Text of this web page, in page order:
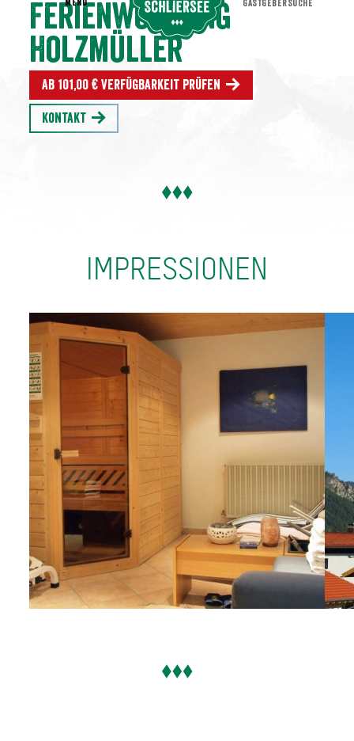
Ferienwohnung
Holzmüller
Ab 101,00 € Verfügbarkeit prüfen
Kontakt
IMPRESSIONEN
MENU GASTGEBERSUCHE